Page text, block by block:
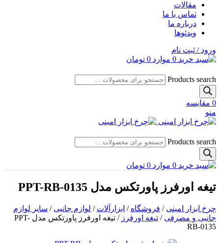
مقالات
تماس با ما
درباره ما
ویدئوها
ورود / ثبت نام
0 موارد 0 تومان
Products search
0 مقایسه
منو
Products search
0 موارد 0 تومان
تیغه اورفرز پاورتکس مدل PPT-RB-0135
چرخ ابزار امینی / فروشگاه / ابزارآلات / لوازم جانبی / سایر لوازم
جانبی و مصرفی / تیغه اورفرز /
تیغه اورفرز پاورتکس مدل PPT-
RB-0135